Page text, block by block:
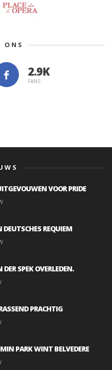
ONS
FANS
VOOR PRIDE
DEUTSCHES REQUIEM
SPEK OVERLEDEN.
PRACHTIG
PARK WINT BELVEDERE